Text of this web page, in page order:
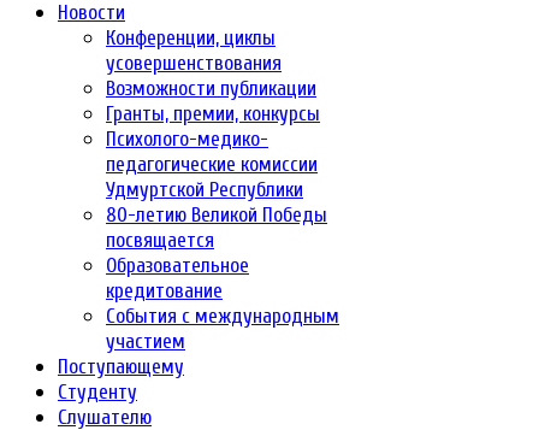
Новости
Конференции, циклы
усовершенствования
Возможности публикации
Гранты, премии, конкурсы
Психолого-медико-
педагогические комиссии
Удмуртской Республики
80-летию Великой Победы
посвящается
Образовательное
кредитование
События с международным
участием
Поступающему
Студенту
Слушателю